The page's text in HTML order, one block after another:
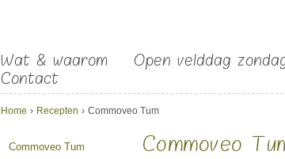
Wat & waarom Open velddag
Contact
U bent hier
Home › Recepten › Commoveo Tum
Commoveo Tum Commoveo